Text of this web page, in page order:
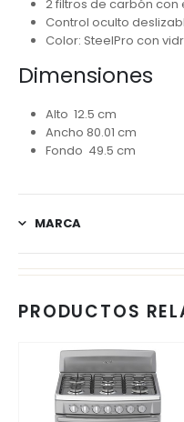
2 filtros de carbón
Control oculto
Color: SteelPro con
Dimensiones
Alto 12.5 cm
Ancho 80.01 cm
Fondo 49.5 cm
MARCA
PRODUCTOS